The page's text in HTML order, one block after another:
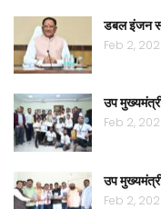
डबल इंजन
Feb 2,
उप
Feb 2,
उप
Feb 2,